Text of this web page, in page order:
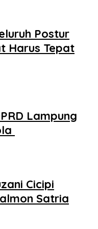
Postur
Harus Tepat
Lampung
Cicipi
Satria